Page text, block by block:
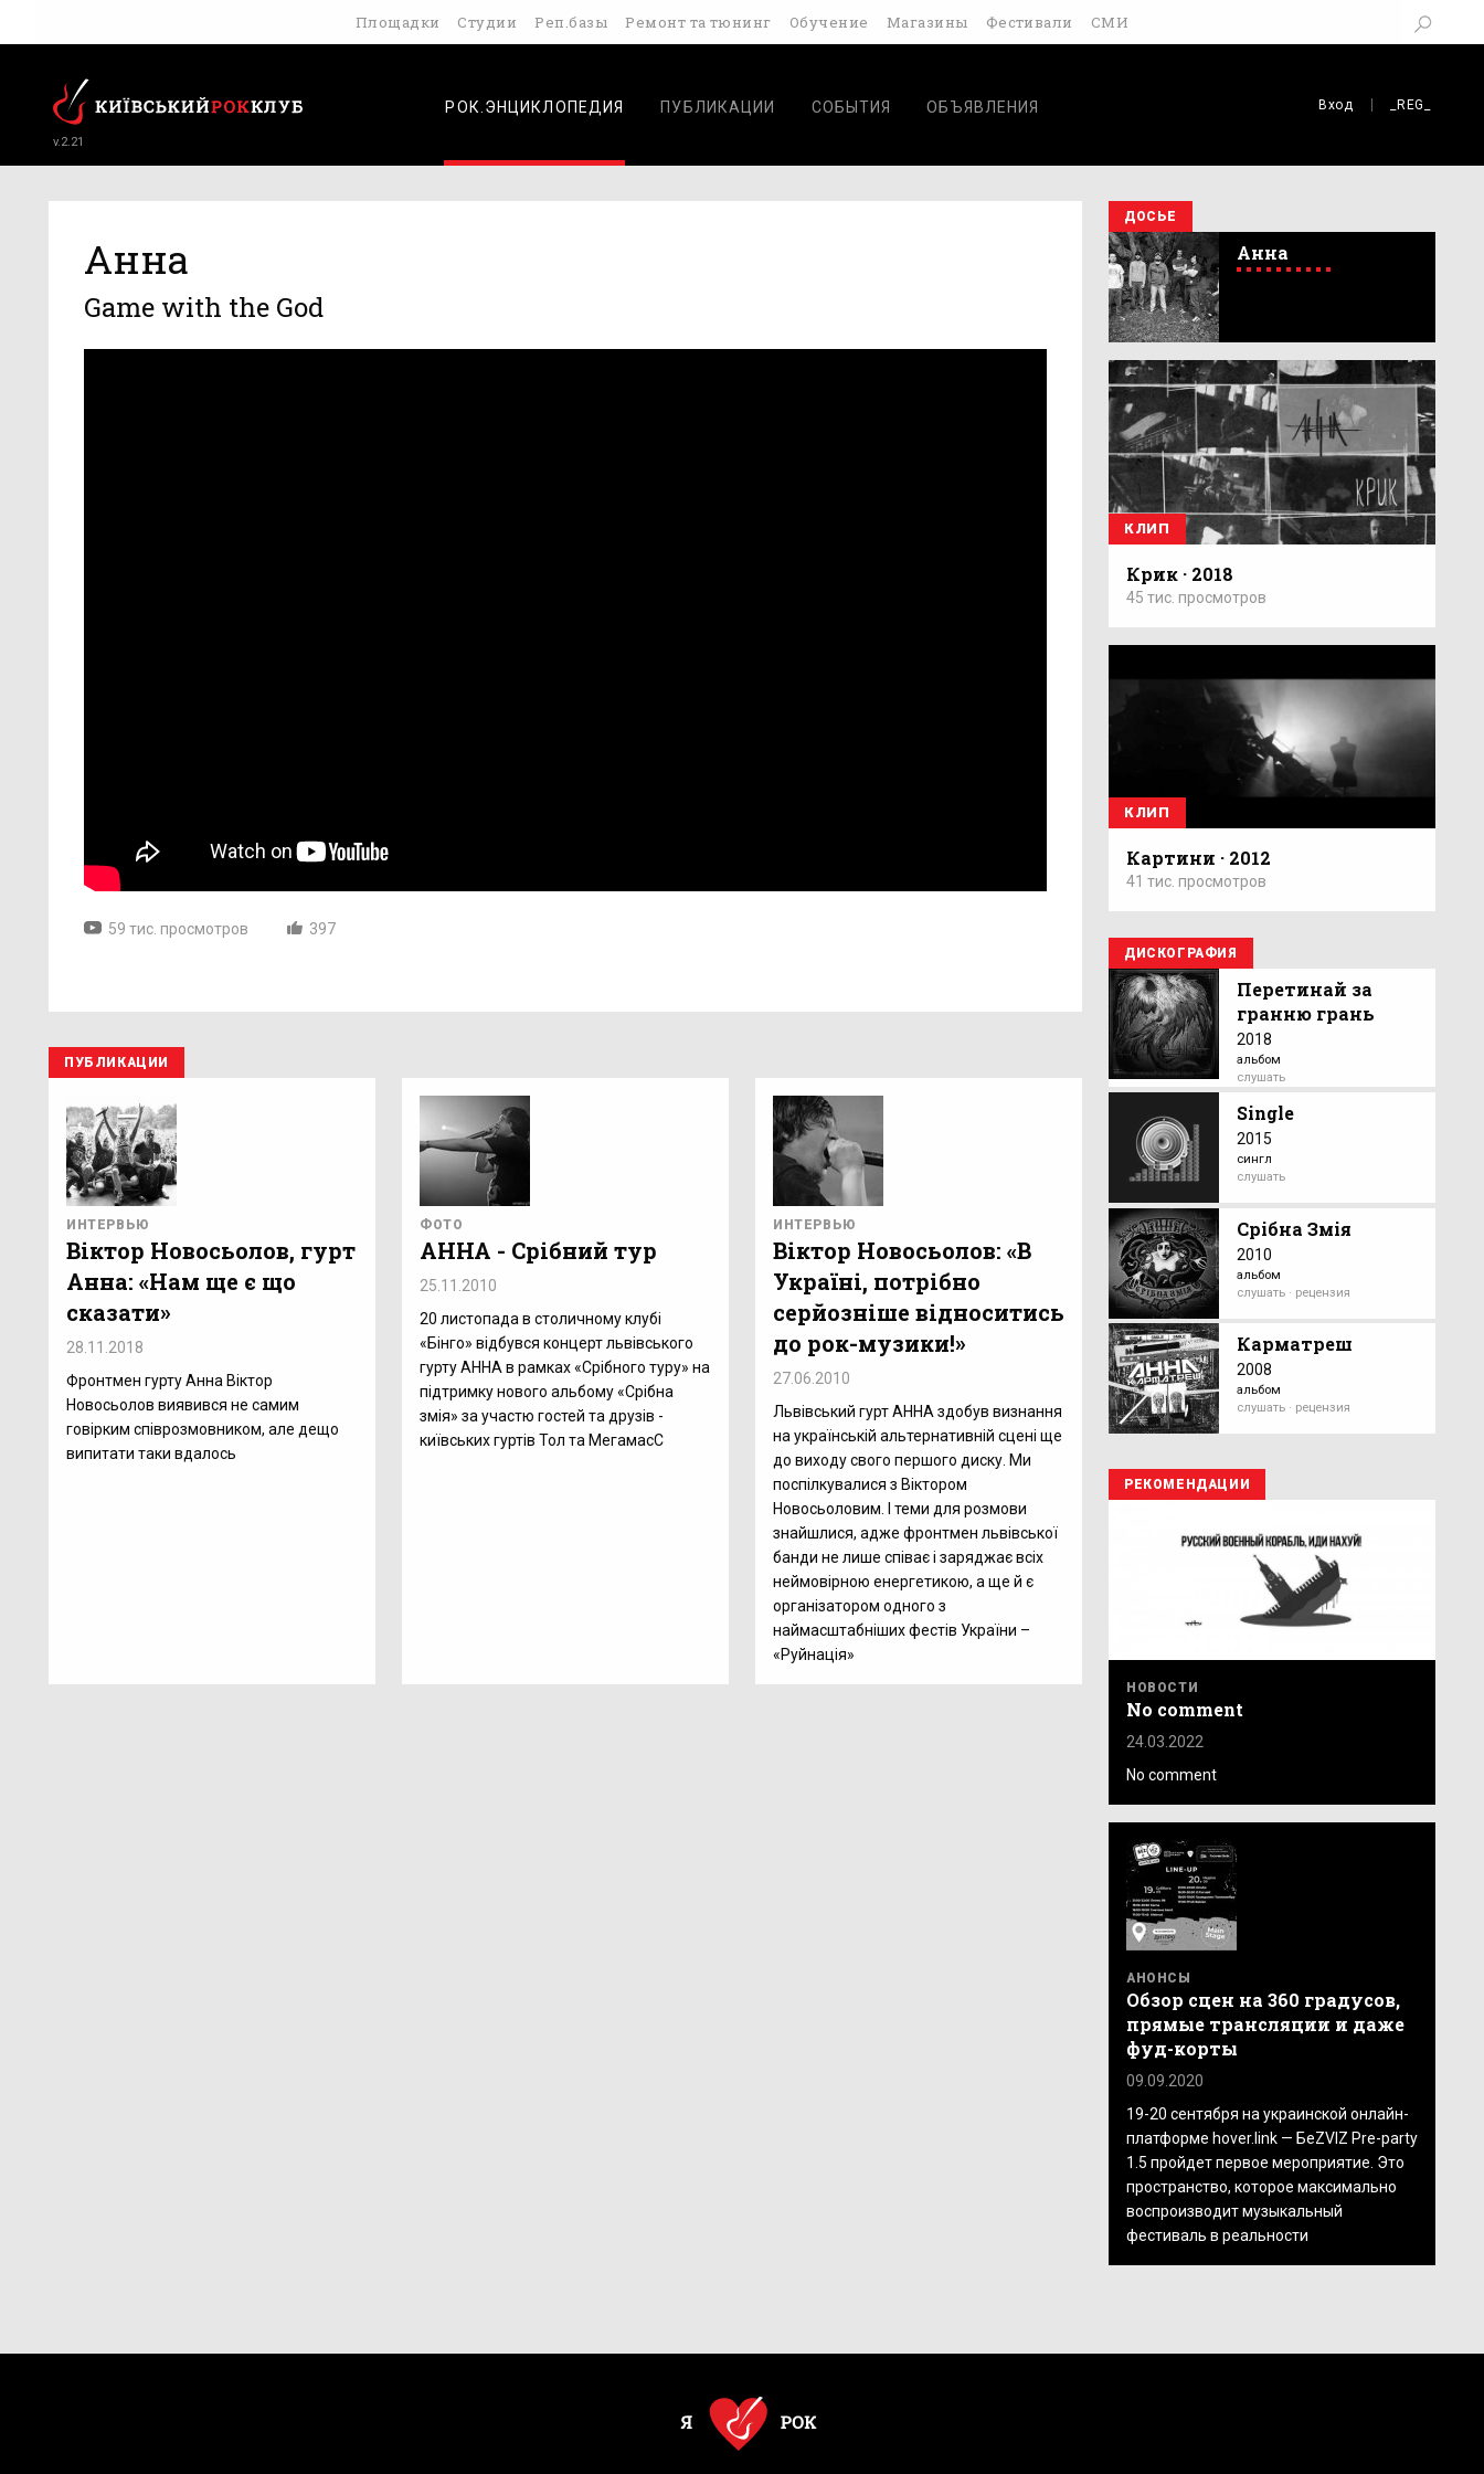
Площадки Студии Реп.базы Ремонт та тюнинг Обучение Магазины Фестивали СМИ
v.2.21
РОК.ЭНЦИКЛОПЕДИЯ ПУБЛИКАЦИИ СОБЫТИЯ ОБЪЯВЛЕНИЯ Вход _REG_
Анна
Game with the God
59 тис. просмотров 397
ПУБЛИКАЦИИ
ИНТЕРВЬЮ
Віктор Новосьолов, гурт
Анна: «Нам ще є що
сказати»
28.11.2018
Фронтмен гурту Анна Віктор
Новосьолов виявився не самим
говірким співрозмовником, але дещо
випитати таки вдалось
ФОТО
АННА - Срібний тур
25.11.2010
20 листопада в столичному клубі
«Бінго» відбувся концерт львівського
гурту АННА в рамках «Срібного туру» на
підтримку нового альбому «Срібна
змія» за участю гостей та друзів -
київських гуртів Тол та МегамасС
ИНТЕРВЬЮ
Віктор Новосьолов: «В
Україні, потрібно
серйозніше відноситись
до рок-музики!»
27.06.2010
Львівський гурт АННА здобув визнання
на українській альтернативній сцені ще
до виходу свого першого диску. Ми
поспілкувалися з Віктором
Новосьоловим. І теми для розмови
знайшлися, адже фронтмен львівської
банди не лише співає і заряджає всіх
неймовірною енергетикою, а ще й є
організатором одного з
наймасштабніших фестів України –
«Руйнація»
ДОСЬЕ
Анна
КЛИП
Крик · 2018
45 тис. просмотров
КЛИП
Картини · 2012
41 тис. просмотров
ДИСКОГРАФИЯ
Перетинай за
гранню грань
2018
альбом
слушать
Single
2015
сингл
слушать
Срібна Змія
2010
альбом
слушать · рецензия
Карматреш
2008
альбом
слушать · рецензия
РЕКОМЕНДАЦИИ
НОВОСТИ
No comment
24.03.2022
No comment
АНОНСЫ
Обзор сцен на 360 градусов,
прямые трансляции и даже
фуд-корты
09.09.2020
19-20 сентября на украинской онлайн-
платформе hover.link — БеZVIZ Pre-party
1.5 пройдет первое мероприятие. Это
пространство, которое максимально
воспроизводит музыкальный
фестиваль в реальности